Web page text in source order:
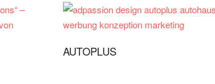
AUTOPLUS